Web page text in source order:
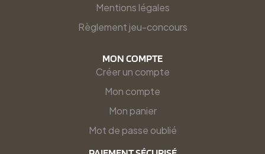
Mentions légales
Règlement jeu-concours
MON COMPTE
Créer un compte
Mon compte
Mon panier
Mot de passe oublié